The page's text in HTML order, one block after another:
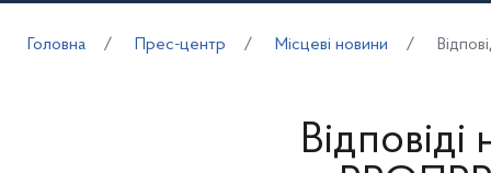
Головна Прес-центр Місцеві новини